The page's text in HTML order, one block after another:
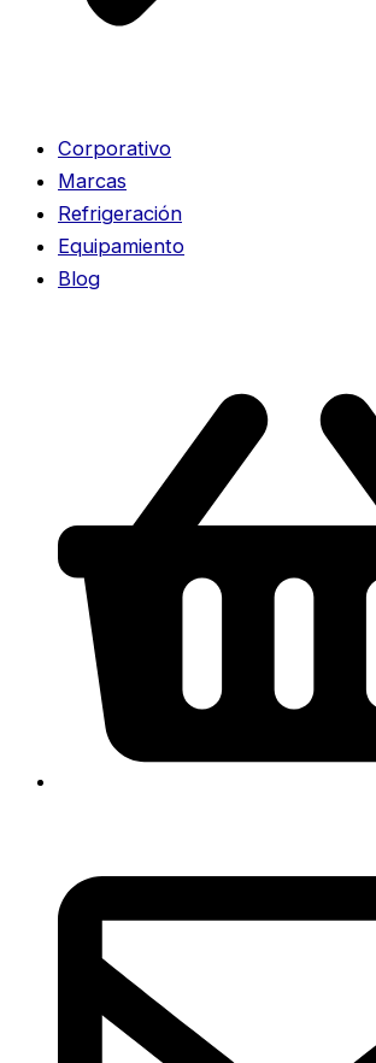
Corporativo
Marcas
Refrigeración
Equipamiento
Blog